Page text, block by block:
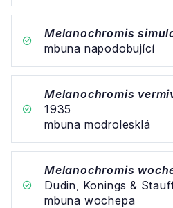
Melanochromis
mbuna napodobující
Melanochromis
1935
mbuna modrolesklá
Melanochromis
Dudin, Konings &
mbuna wochepa